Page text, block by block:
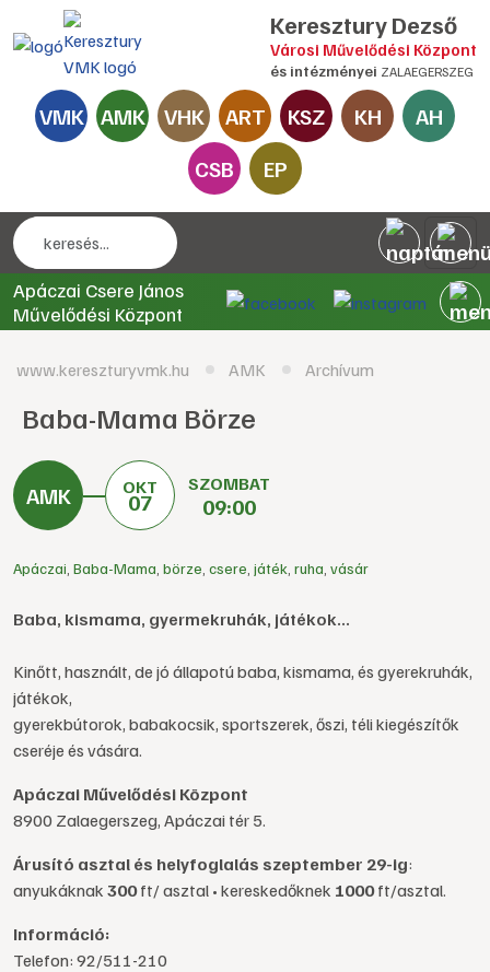
Keresztury Dezső
Városi Művelődési Központ
és intézményei ZALAEGERSZEG
VMK AMK VHK ART KSZ KH
AH
CSB
EP
Apáczai Csere János
Művelődési Központ
www.kereszturyvmk.hu AMK Archívum
Baba-Mama Börze
OKT
07
SZOMBAT
09:00
Apáczai Baba-Mama börze csere játék ruha vásár
Baba, kismama, gyermekruhák, játékok...
Kinőtt, használt, de jó állapotú baba, kismama, és gyerekruhák,
játékok,
gyerekbútorok, babakocsik, sportszerek, őszi, téli kiegészítők
cseréje és vására.
Apáczai Művelődési Központ
8900 Zalaegerszeg, Apáczai tér 5.
Árusító asztal és helyfoglalás szeptember 29-ig:
anyukáknak 300ft/ asztal • kereskedőknek 1000ft/asztal.
Információ:
Telefon: 92/511-210